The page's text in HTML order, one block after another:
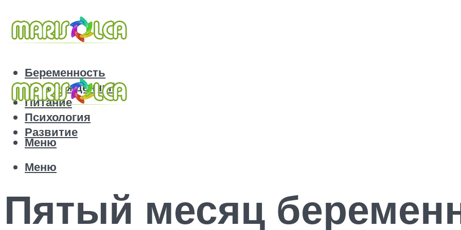
Беременность
Новорожденный
Питание
Психология
Развитие
Меню
Меню
Пятый месяц